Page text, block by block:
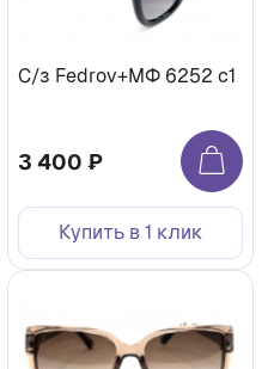
С/з Fedrov+МФ 6252 c1
3 400 ₽
Купить в 1 клик